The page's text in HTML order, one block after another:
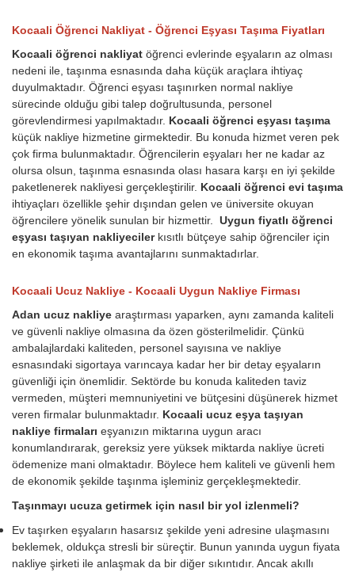
Kocaali Öğrenci Nakliyat - Öğrenci Eşyası Taşıma Fiyatları
Kocaali öğrenci nakliyat öğrenci evlerinde eşyaların az olması
nedeni ile, taşınma esnasında daha küçük araçlara ihtiyaç
duyulmaktadır. Öğrenci eşyası taşınırken normal nakliye
sürecinde olduğu gibi talep doğrultusunda, personel
görevlendirmesi yapılmaktadır. Kocaali öğrenci eşyası taşıma
küçük nakliye hizmetine girmektedir. Bu konuda hizmet veren pek
çok firma bulunmaktadır. Öğrencilerin eşyaları her ne kadar az
olursa olsun, taşınma esnasında olası hasara karşı en iyi şekilde
paketlenerek nakliyesi gerçekleştirilir. Kocaali öğrenci evi taşıma
ihtiyaçları özellikle şehir dışından gelen ve üniversite okuyan
öğrencilere yönelik sunulan bir hizmettir. Uygun fiyatlı öğrenci
eşyası taşıyan nakliyeciler kısıtlı bütçeye sahip öğrenciler için
en ekonomik taşıma avantajlarını sunmaktadırlar.
Kocaali Ucuz Nakliye - Kocaali Uygun Nakliye Firması
Adan ucuz nakliye araştırması yaparken, aynı zamanda kaliteli
ve güvenli nakliye olmasına da özen gösterilmelidir. Çünkü
ambalajlardaki kaliteden, personel sayısına ve nakliye
esnasındaki sigortaya varıncaya kadar her bir detay eşyaların
güvenliği için önemlidir. Sektörde bu konuda kaliteden taviz
vermeden, müşteri memnuniyetini ve bütçesini düşünerek hizmet
veren firmalar bulunmaktadır. Kocaali ucuz eşya taşıyan
nakliye firmaları eşyanızın miktarına uygun aracı
konumlandırarak, gereksiz yere yüksek miktarda nakliye ücreti
ödemenize mani olmaktadır. Böylece hem kaliteli ve güvenli hem
de ekonomik şekilde taşınma işleminiz gerçekleşmektedir.
Taşınmayı ucuza getirmek için nasıl bir yol izlenmeli?
Ev taşırken eşyaların hasarsız şekilde yeni adresine ulaşmasını
beklemek, oldukça stresli bir süreçtir. Bunun yanında uygun fiyata
nakliye şirketi ile anlaşmak da bir diğer sıkıntıdır. Ancak akıllı